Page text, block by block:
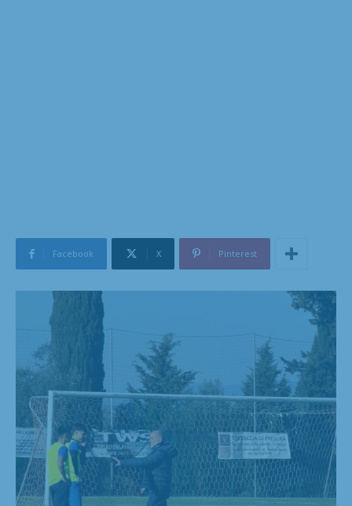
Facebook X Pinterest